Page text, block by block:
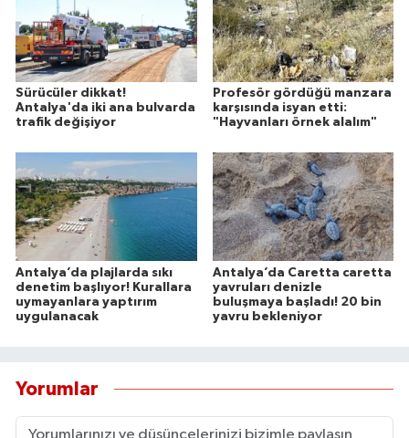
Sürücüler dikkat!
Antalya'da iki ana bulvarda
trafik değişiyor
Profesör gördüğü manzara
karşısında isyan etti:
"Hayvanları örnek alalım"
Antalya’da plajlarda sıkı
denetim başlıyor! Kurallara
uymayanlara yaptırım
uygulanacak
Antalya’da Caretta caretta
yavruları denizle
buluşmaya başladı! 20 bin
yavru bekleniyor
Yorumlar